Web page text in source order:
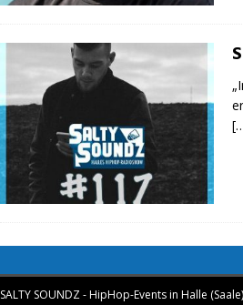
SALTY SOUNDZ - HipHop-Events in Halle